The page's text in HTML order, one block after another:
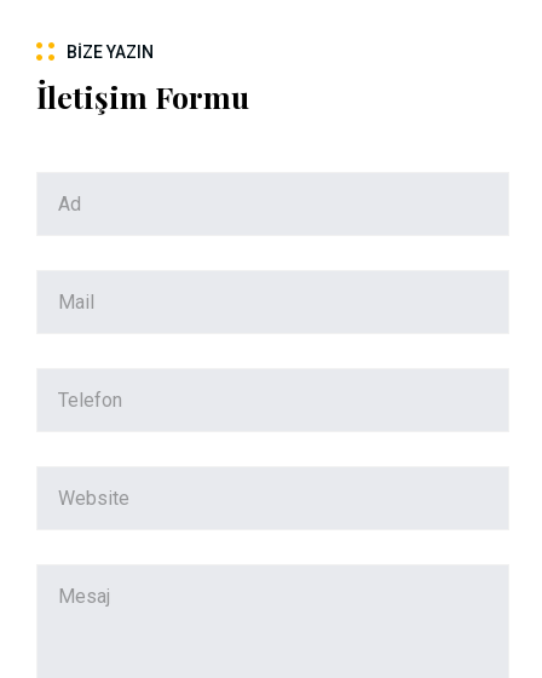
BIZE YAZIN
İletişim Formu